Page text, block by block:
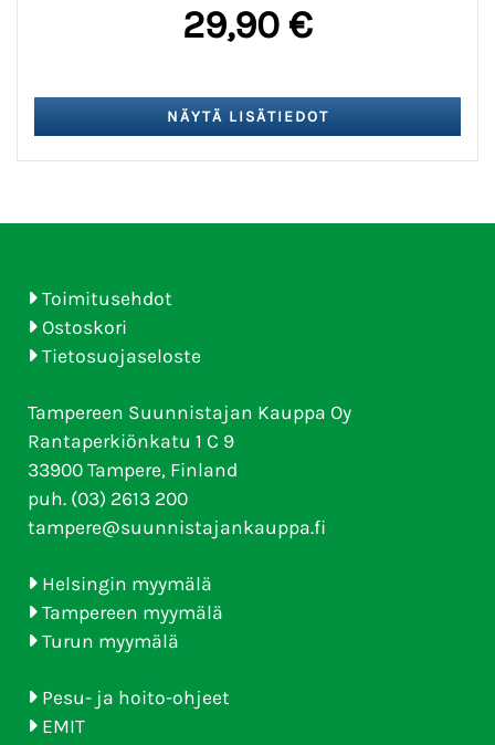
29,90 €
Toimitusehdot
Ostoskori
Tietosuojaseloste
Tampereen Suunnistajan Kauppa Oy
Rantaperkiönkatu 1 C 9
33900 Tampere, Finland
puh. (03) 2613 200
tampere@suunnistajankauppa.fi
Helsingin myymälä
Tampereen myymälä
Turun myymälä
Pesu- ja hoito-ohjeet
EMIT